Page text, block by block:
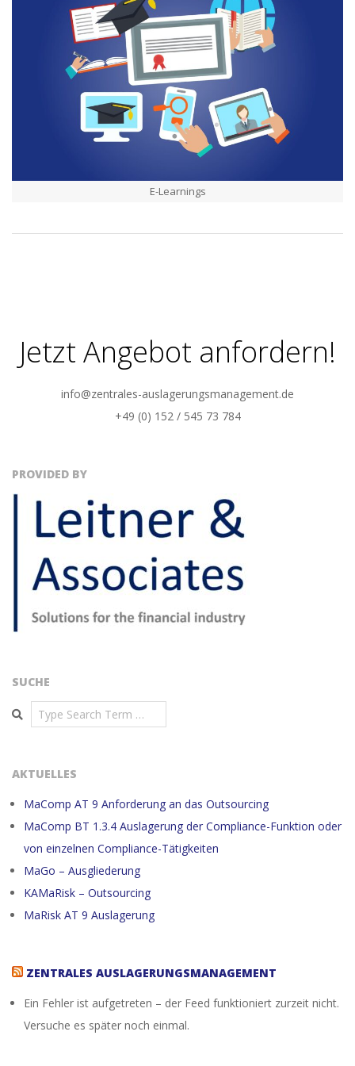
E-Learnings
Jetzt Angebot anfordern!
info@zentrales-auslagerungsmanagement.de
+49 (0) 152 / 545 73 784
PROVIDED BY
SUCHE
Search
AKTUELLES
MaComp AT 9 Anforderung an das Outsourcing
MaComp BT 1.3.4 Auslagerung der Compliance-Funktion oder
von einzelnen Compliance-Tätigkeiten
MaGo – Ausgliederung
KAMaRisk – Outsourcing
MaRisk AT 9 Auslagerung
ZENTRALES AUSLAGERUNGSMANAGEMENT
Ein Fehler ist aufgetreten – der Feed funktioniert zurzeit nicht.
Versuche es später noch einmal.